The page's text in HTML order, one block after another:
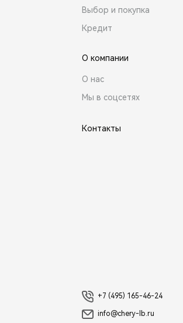
Выбор и покупка
Кредит
О компании
О нас
Мы в соцсетях
Контакты
+7 (495) 165-46-24
info@chery-lb.ru